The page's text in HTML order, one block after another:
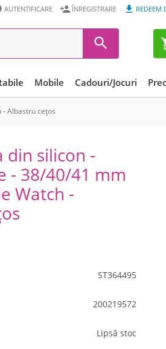
 REDEEM
ÎNREGISTRARE
AUTENTIFICARE

Mobile Cadouri/Jocuri
- Albastru cețos
din silicon -
- 38/40/41 mm
Watch -
ST364495
200219572
Lipsă stoc